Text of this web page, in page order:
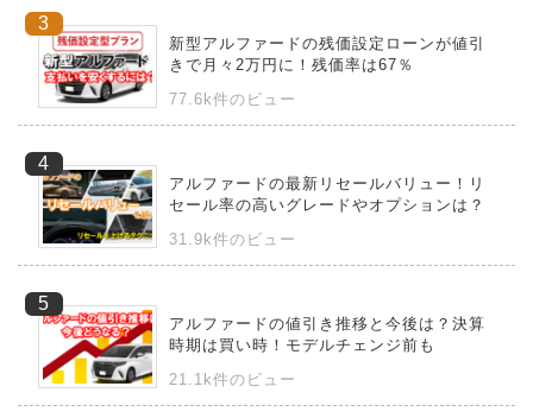
新型アルファードの残価設定ローンが値引
きで月々2万円に！残価率は67％
77.6k件のビュー
アルファードの最新リセールバリュー！リ
セール率の高いグレードやオプションは？
31.9k件のビュー
アルファードの値引き推移と今後は？決算
時期は買い時！モデルチェンジ前も
21.1k件のビュー